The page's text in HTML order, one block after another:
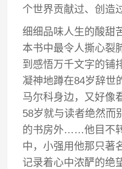
个世界贡献过、创造
细细品味人生的酸甜
本书中最令人撕心裂
到感悟万千文字的铺
凝神地蹲在84岁辞世
马尔科身边，又好像
58岁就与读者绝然而
的书房外……他目不
中，小强用他那只著
记录着心中浓酽的绝